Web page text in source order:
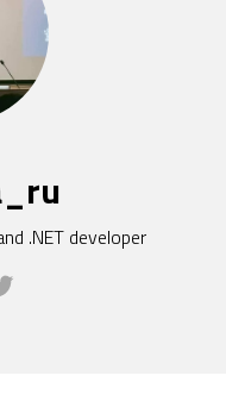
.NET developer